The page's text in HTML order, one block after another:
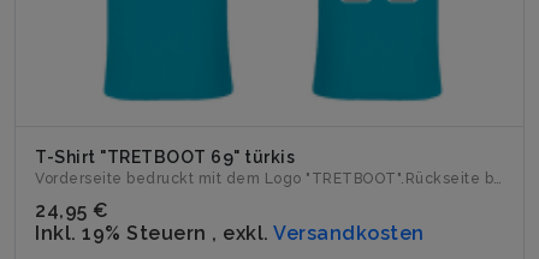
T-Shirt "TRETBOOT 69" türkis
Vorderseite bedruckt mit dem Logo "TRETBOOT".Rückseite bedr...
24,95 €
Inkl. 19% Steuern , exkl. Versandkosten